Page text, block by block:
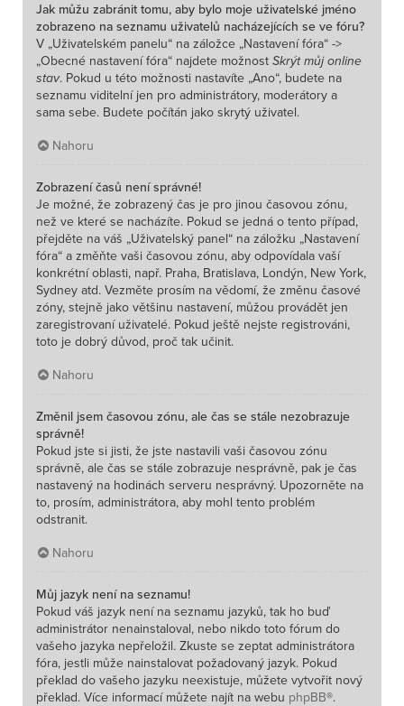
Jak můžu zabránit tomu, aby bylo moje uživatelské jméno
zobrazeno na seznamu uživatelů nacházejících se ve fóru?
V „Uživatelském panelu“ na záložce „Nastavení fóra“ ->
„Obecné nastavení fóra“ najdete možnost Skrýt můj online
stav. Pokud u této možnosti nastavíte „Ano“, budete na
seznamu viditelní jen pro administrátory, moderátory a
sama sebe. Budete počítán jako skrytý uživatel.
Nahoru
Zobrazení časů není správné!
Je možné, že zobrazený čas je pro jinou časovou zónu,
než ve které se nacházíte. Pokud se jedná o tento případ,
přejděte na váš „Uživatelský panel“ na záložku „Nastavení
fóra“ a změňte vaši časovou zónu, aby odpovídala vaší
konkrétní oblasti, např. Praha, Bratislava, Londýn, New York,
Sydney atd. Vezměte prosím na vědomí, že změnu časové
zóny, stejně jako většinu nastavení, můžou provádět jen
zaregistrovaní uživatelé. Pokud ještě nejste registrováni,
toto je dobrý důvod, proč tak učinit.
Nahoru
Změnil jsem časovou zónu, ale čas se stále nezobrazuje
správně!
Pokud jste si jisti, že jste nastavili vaši časovou zónu
správně, ale čas se stále zobrazuje nesprávně, pak je čas
nastavený na hodinách serveru nesprávný. Upozorněte na
to, prosím, administrátora, aby mohl tento problém
odstranit.
Nahoru
Můj jazyk není na seznamu!
Pokud váš jazyk není na seznamu jazyků, tak ho buď
administrátor nenainstaloval, nebo nikdo toto fórum do
vašeho jazyka nepřeložil. Zkuste se zeptat administrátora
fóra, jestli může nainstalovat požadovaný jazyk. Pokud
překlad do vašeho jazyku neexistuje, můžete vytvořit nový
překlad. Více informací můžete najít na webu phpBB®.